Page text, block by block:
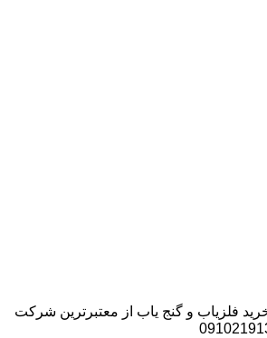
فلزیاب و گنج یاب از معتبرترین شرکت